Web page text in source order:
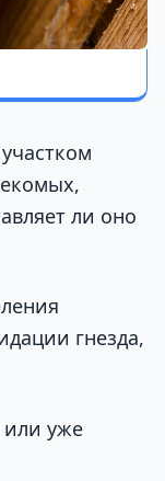
ли оно
гнезда,
или уже